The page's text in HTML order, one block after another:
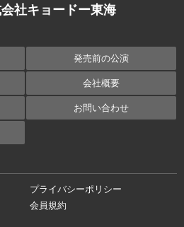
社キョードー東海
発売前の公演
会社概要
お問い合わせ
プライバシーポリシー
会員規約